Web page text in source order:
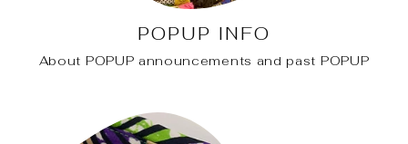
POPUP INFO
About POPUP announcements and past POPUP